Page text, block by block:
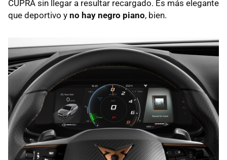
CUPRA sin llegar a resultar recargado. Es más elegante
que deportivo y no hay negro piano, bien.